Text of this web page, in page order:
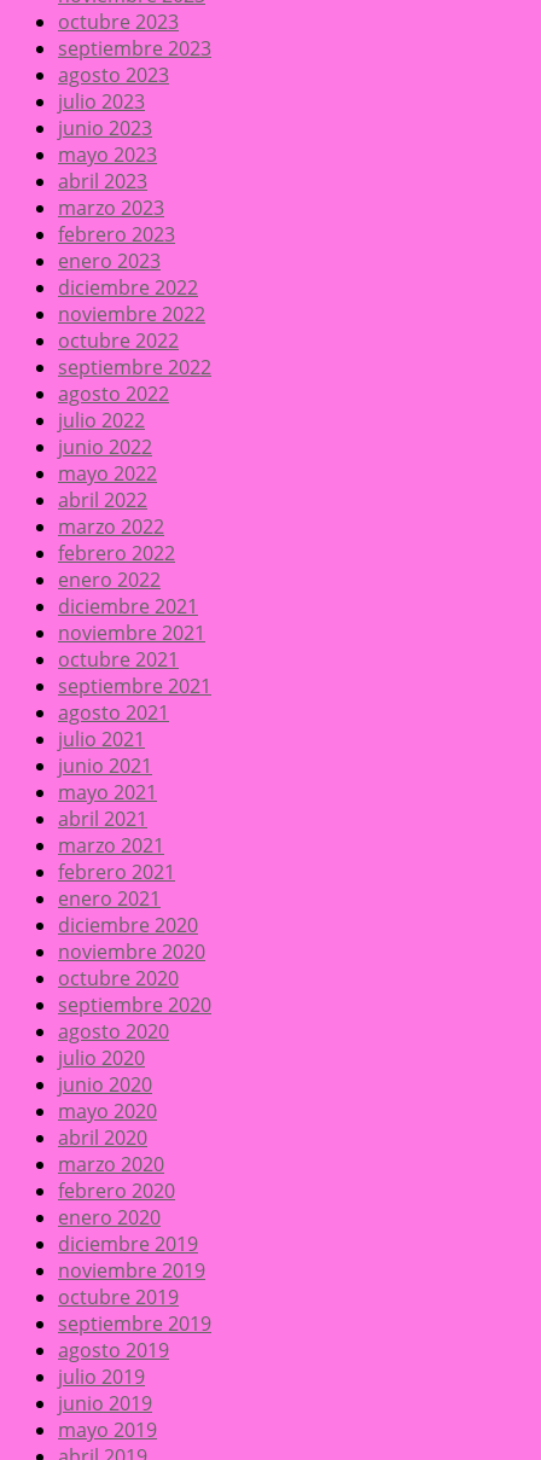
octubre 2023
septiembre 2023
agosto 2023
julio 2023
junio 2023
mayo 2023
abril 2023
marzo 2023
febrero 2023
enero 2023
diciembre 2022
noviembre 2022
octubre 2022
septiembre 2022
agosto 2022
julio 2022
junio 2022
mayo 2022
abril 2022
marzo 2022
febrero 2022
enero 2022
diciembre 2021
noviembre 2021
octubre 2021
septiembre 2021
agosto 2021
julio 2021
junio 2021
mayo 2021
abril 2021
marzo 2021
febrero 2021
enero 2021
diciembre 2020
noviembre 2020
octubre 2020
septiembre 2020
agosto 2020
julio 2020
junio 2020
mayo 2020
abril 2020
marzo 2020
febrero 2020
enero 2020
diciembre 2019
noviembre 2019
octubre 2019
septiembre 2019
agosto 2019
julio 2019
junio 2019
mayo 2019